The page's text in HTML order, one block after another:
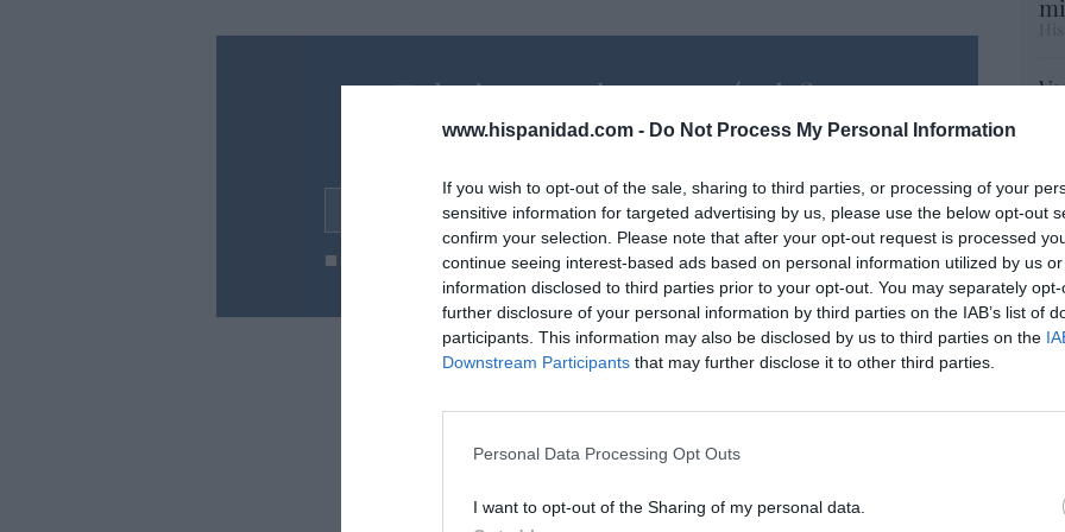
www.hispanidad.com - Do Not Process My Personal Information
If you wish to opt-out of the sale, sharing to third parties, or processing of your
sensitive information for targeted advertising by us, please use the below opt-out
confirm your selection. Please note that after your opt-out request is processed
continue seeing interest-based ads based on personal information utilized by us
information disclosed to third parties prior to your opt-out. You may separately
further disclosure of your personal information by third parties on the IAB’s list of
participants. This information may also be disclosed by us to third parties on the
Downstream Participants that may further disclose it to other third parties.
Personal Data Processing Opt Outs
I want to opt-out of the Sharing of my personal data.
¿Te ha interesado este artículo?
Suscríbete a nuestro newsletter y recibe cada dia
Tu correo electrónico...
He leído y acepto lascondiciones legales